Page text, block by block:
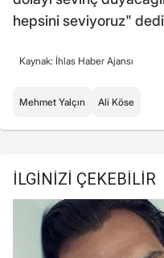
hepsini seviyoruz"
Kaynak: İhlas Haber Ajansı
Mehmet Yalçın Ali Köse